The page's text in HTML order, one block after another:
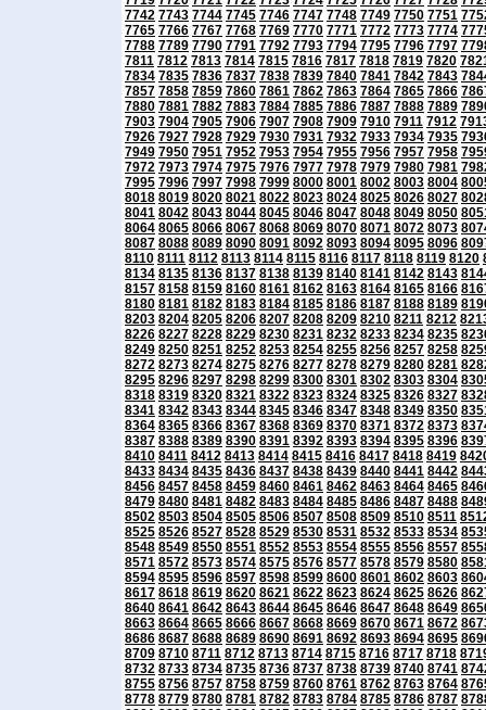
7742 7743 7744 7745 7746 7747 7748 7749 7750 7751
7765 7766 7767 7768 7769 7770 7771 7772 7773 7774
7788 7789 7790 7791 7792 7793 7794 7795 7796 7797
7811 7812 7813 7814 7815 7816 7817 7818 7819 7820
7834 7835 7836 7837 7838 7839 7840 7841 7842 7843
7857 7858 7859 7860 7861 7862 7863 7864 7865 7866
7880 7881 7882 7883 7884 7885 7886 7887 7888 7889
7903 7904 7905 7906 7907 7908 7909 7910 7911 7912
7926 7927 7928 7929 7930 7931 7932 7933 7934 7935
7949 7950 7951 7952 7953 7954 7955 7956 7957 7958
7972 7973 7974 7975 7976 7977 7978 7979 7980 7981
7995 7996 7997 7998 7999 8000 8001 8002 8003 8004
8018 8019 8020 8021 8022 8023 8024 8025 8026 8027
8041 8042 8043 8044 8045 8046 8047 8048 8049 8050
8064 8065 8066 8067 8068 8069 8070 8071 8072 8073
8087 8088 8089 8090 8091 8092 8093 8094 8095 8096
8110 8111 8112 8113 8114 8115 8116 8117 8118 8119 8120
8134 8135 8136 8137 8138 8139 8140 8141 8142 8143
8157 8158 8159 8160 8161 8162 8163 8164 8165 8166
8180 8181 8182 8183 8184 8185 8186 8187 8188 8189
8203 8204 8205 8206 8207 8208 8209 8210 8211 8212
8226 8227 8228 8229 8230 8231 8232 8233 8234 8235
8249 8250 8251 8252 8253 8254 8255 8256 8257 8258
8272 8273 8274 8275 8276 8277 8278 8279 8280 8281
8295 8296 8297 8298 8299 8300 8301 8302 8303 8304
8318 8319 8320 8321 8322 8323 8324 8325 8326 8327
8341 8342 8343 8344 8345 8346 8347 8348 8349 8350
8364 8365 8366 8367 8368 8369 8370 8371 8372 8373
8387 8388 8389 8390 8391 8392 8393 8394 8395 8396
8410 8411 8412 8413 8414 8415 8416 8417 8418 8419
8433 8434 8435 8436 8437 8438 8439 8440 8441 8442
8456 8457 8458 8459 8460 8461 8462 8463 8464 8465
8479 8480 8481 8482 8483 8484 8485 8486 8487 8488
8502 8503 8504 8505 8506 8507 8508 8509 8510 8511
8525 8526 8527 8528 8529 8530 8531 8532 8533 8534
8548 8549 8550 8551 8552 8553 8554 8555 8556 8557
8571 8572 8573 8574 8575 8576 8577 8578 8579 8580
8594 8595 8596 8597 8598 8599 8600 8601 8602 8603
8617 8618 8619 8620 8621 8622 8623 8624 8625 8626
8640 8641 8642 8643 8644 8645 8646 8647 8648 8649
8663 8664 8665 8666 8667 8668 8669 8670 8671 8672
8686 8687 8688 8689 8690 8691 8692 8693 8694 8695
8709 8710 8711 8712 8713 8714 8715 8716 8717 8718
8732 8733 8734 8735 8736 8737 8738 8739 8740 8741
8755 8756 8757 8758 8759 8760 8761 8762 8763 8764
8778 8779 8780 8781 8782 8783 8784 8785 8786 8787